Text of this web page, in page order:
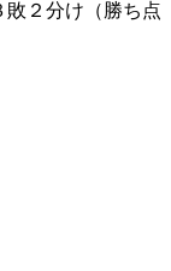
敗２分け（勝ち点